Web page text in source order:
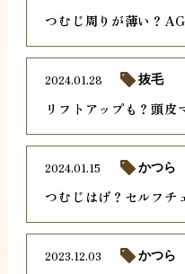
つむじ周りが薄い？
リフトアップも？頭皮
2024.01.28 抜毛
つむじはげ？セルフチ
2024.01.15 かつら
2023.12.03 かつら